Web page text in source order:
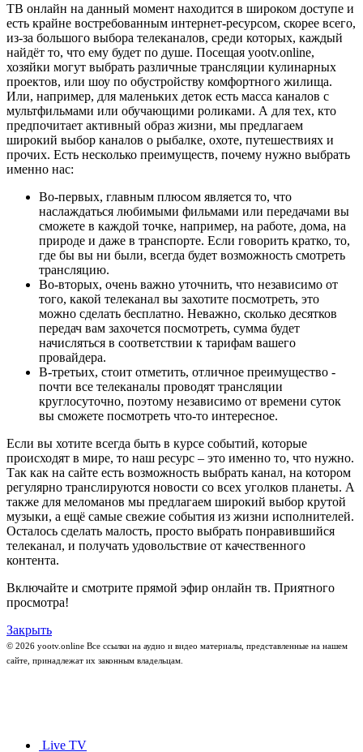
ТВ онлайн на данный момент находится в широком доступе и
есть крайне востребованным интернет-ресурсом, скорее всего,
из-за большого выбора телеканалов, среди которых, каждый
найдёт то, что ему будет по душе. Посещая yootv.online,
хозяйки могут выбрать различные трансляции кулинарных
проектов, или шоу по обустройству комфортного жилища.
Или, например, для маленьких деток есть масса каналов с
мультфильмами или обучающими роликами. А для тех, кто
предпочитает активный образ жизни, мы предлагаем
широкий выбор каналов о рыбалке, охоте, путешествиях и
прочих. Есть несколько преимуществ, почему нужно выбрать
именно нас:
Во-первых, главным плюсом является то, что
наслаждаться любимыми фильмами или передачами вы
сможете в каждой точке, например, на работе, дома, на
природе и даже в транспорте. Если говорить кратко, то,
где бы вы ни были, всегда будет возможность смотреть
трансляцию.
Во-вторых, очень важно уточнить, что независимо от
того, какой телеканал вы захотите посмотреть, это
можно сделать бесплатно. Неважно, сколько десятков
передач вам захочется посмотреть, сумма будет
начисляться в соответствии к тарифам вашего
провайдера.
В-третьих, стоит отметить, отличное преимущество -
почти все телеканалы проводят трансляции
круглосуточно, поэтому независимо от времени суток
вы сможете посмотреть что-то интересное.
Если вы хотите всегда быть в курсе событий, которые
происходят в мире, то наш ресурс – это именно то, что нужно.
Так как на сайте есть возможность выбрать канал, на котором
регулярно транслируются новости со всех уголков планеты. А
также для меломанов мы предлагаем широкий выбор крутой
музыки, а ещё самые свежие события из жизни исполнителей.
Осталось сделать малость, просто выбрать понравившийся
телеканал, и получать удовольствие от качественного
контента.
Включайте и смотрите прямой эфир онлайн тв. Приятного
просмотра!
Закрыть
© 2026 yootv.online Все ссылки на аудио и видео материалы, представленные на нашем
сайте, принадлежат их законным владельцам.
Live TV